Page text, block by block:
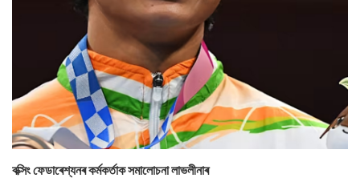
বক্সিং ফেডাৰেশ্যনৰ কৰ্মকৰ্তাক সমালোচনা লাভলীনাৰ